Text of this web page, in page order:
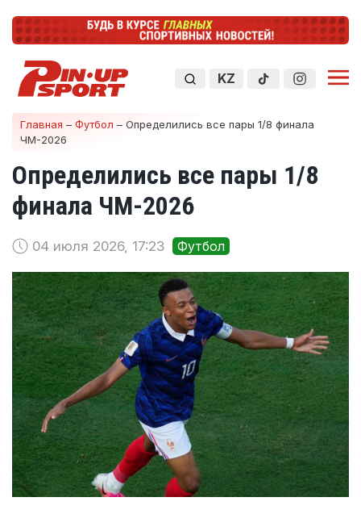
KZ
Главная – Футбол – Определились все пары 1/8 финала
ЧМ-2026
Определились все пары 1/8
финала ЧМ-2026
04 июля 2026, 17:23 Футбол